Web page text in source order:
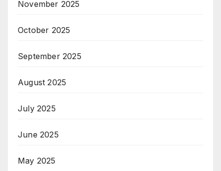
November 2025
October 2025
September 2025
August 2025
July 2025
June 2025
May 2025